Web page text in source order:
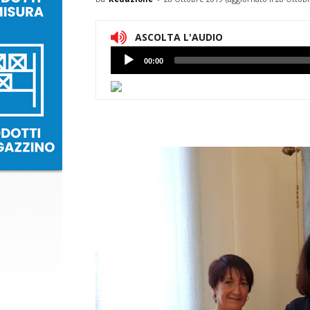
ASCOLTA L'AUDIO
Lettore
Audio
00:00